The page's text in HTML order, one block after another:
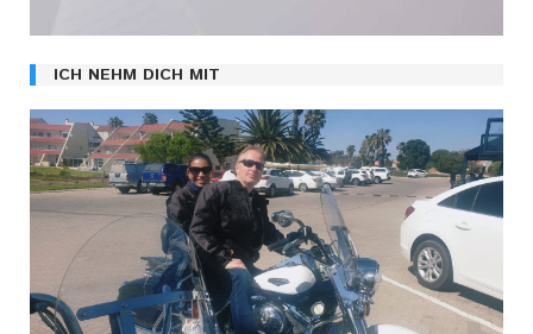
ICH NEHM DICH MIT